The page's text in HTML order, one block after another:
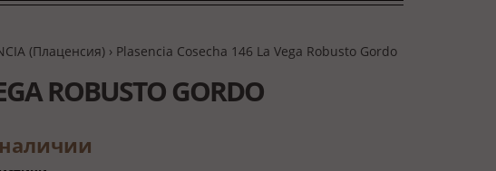
(Плаценсия)› Plasenсia Cosecha 146 La Vega Robusto Gordo
ROBUSTO GORDO